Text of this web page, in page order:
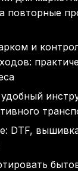
повторные
и
DTF,